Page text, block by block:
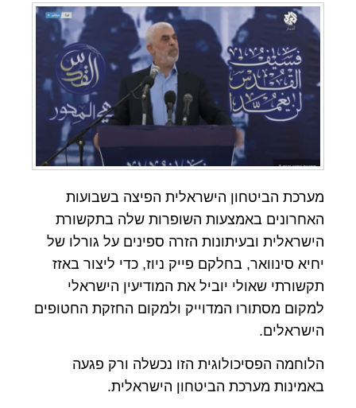
מערכת הביטחון הישראלית הפיצה בשבועות
האחרונים באמצעות השופרות שלה בתקשורת
הישראלית ובעיתונות הזרה ספינים על גורלו של
יחיא סינוואר, בחלקם פייק ניוז, כדי ליצור באזז
תקשורתי שאולי יוביל את המודיעין הישראלי
למקום מסתורו המדוייק ולמקום החזקת החטופים
הישראלים.
הלוחמה הפסיכולוגית הזו נכשלה ורק פגעה
באמינות מערכת הביטחון הישראלית.